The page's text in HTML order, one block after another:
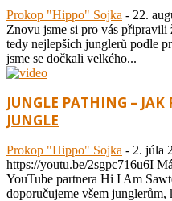
Prokop "Hippo" Sojka - 22.
Znovu jsme si pro vás připravili
tedy nejlepších junglerů podle
jsme se dočkali velkého...
JUNGLE PATHING –
JUNGLE
Prokop "Hippo" Sojka - 2. júla
https://youtu.be/2sgpc716u6I
YouTube partnera Hi I Am
doporučujeme všem